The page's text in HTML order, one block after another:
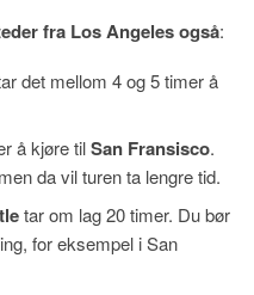
fra Los Angeles også:
det mellom 4 og 5 timer å
å kjøre tilSan Fransisco.
da vil turen ta lengre tid.
tar om lag 20 timer. Du bør
for eksempel i San